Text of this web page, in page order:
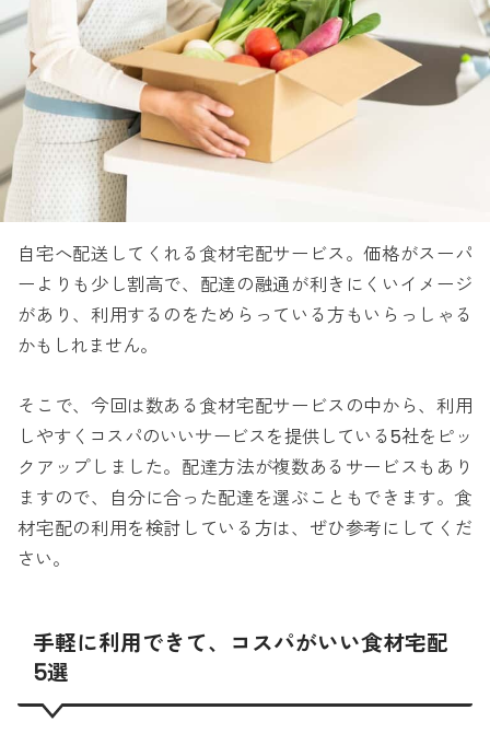
自宅へ配送してくれる食材宅配サービス。価格がスーパ
ーよりも少し割高で、配達の融通が利きにくいイメージ
があり、利用するのをためらっている方もいらっしゃる
かもしれません。
そこで、今回は数ある食材宅配サービスの中から、利用
しやすくコスパのいいサービスを提供している5社をピッ
クアップしました。配達方法が複数あるサービスもあり
ますので、自分に合った配達を選ぶこともできます。食
材宅配の利用を検討している方は、ぜひ参考にしてくだ
さい。
手軽に利用できて、コスパがいい食材宅配
5選